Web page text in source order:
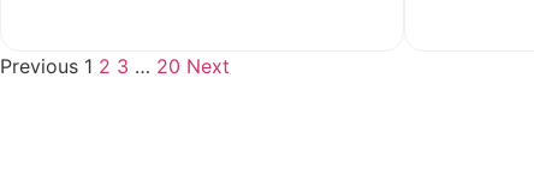
Previous 1 2 3 … 20 Next